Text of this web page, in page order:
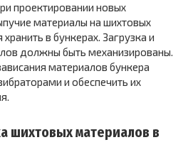
проектировании новых
материалы на шихтовых
в бункерах. Загрузка и
должны быть механизированы.
материалов бункера
и обеспечить их
шихтовых материалов в